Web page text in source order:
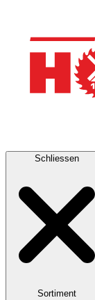
Schliessen
Sortiment